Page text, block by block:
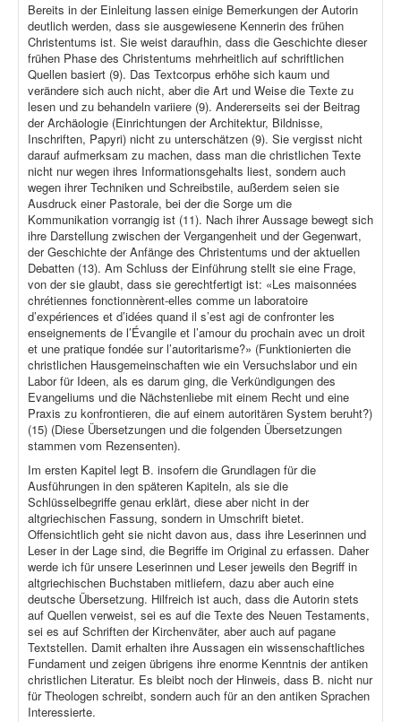
Bereits in der Einleitung lassen einige Bemerkungen der Autorin
deutlich werden, dass sie ausgewiesene Kennerin des frühen
Christentums ist. Sie weist daraufhin, dass die Geschichte dieser
frühen Phase des Christentums mehrheitlich auf schriftlichen
Quellen basiert (9). Das Textcorpus erhöhe sich kaum und
verändere sich auch nicht, aber die Art und Weise die Texte zu
lesen und zu behandeln variiere (9). Andererseits sei der Beitrag
der Archäologie (Einrichtungen der Architektur, Bildnisse,
Inschriften, Papyri) nicht zu unterschätzen (9). Sie vergisst nicht
darauf aufmerksam zu machen, dass man die christlichen Texte
nicht nur wegen ihres Informationsgehalts liest, sondern auch
wegen ihrer Techniken und Schreibstile, außerdem seien sie
Ausdruck einer Pastorale, bei der die Sorge um die
Kommunikation vorrangig ist (11). Nach ihrer Aussage bewegt sich
ihre Darstellung zwischen der Vergangenheit und der Gegenwart,
der Geschichte der Anfänge des Christentums und der aktuellen
Debatten (13). Am Schluss der Einführung stellt sie eine Frage,
von der sie glaubt, dass sie gerechtfertigt ist: «Les maisonnées
chrétiennes fonctionnèrent-elles comme un laboratoire
d’expériences et d’idées quand il s’est agi de confronter les
enseignements de l’Évangile et l’amour du prochain avec un droit
et une pratique fondée sur l’autoritarisme?» (Funktionierten die
christlichen Hausgemeinschaften wie ein Versuchslabor und ein
Labor für Ideen, als es darum ging, die Verkündigungen des
Evangeliums und die Nächstenliebe mit einem Recht und eine
Praxis zu konfrontieren, die auf einem autoritären System beruht?)
(15) (Diese Übersetzungen und die folgenden Übersetzungen
stammen vom Rezensenten).
Im ersten Kapitel legt B. insofern die Grundlagen für die
Ausführungen in den späteren Kapiteln, als sie die
Schlüsselbegriffe genau erklärt, diese aber nicht in der
altgriechischen Fassung, sondern in Umschrift bietet.
Offensichtlich geht sie nicht davon aus, dass ihre Leserinnen und
Leser in der Lage sind, die Begriffe im Original zu erfassen. Daher
werde ich für unsere Leserinnen und Leser jeweils den Begriff in
altgriechischen Buchstaben mitliefern, dazu aber auch eine
deutsche Übersetzung. Hilfreich ist auch, dass die Autorin stets
auf Quellen verweist, sei es auf die Texte des Neuen Testaments,
sei es auf Schriften der Kirchenväter, aber auch auf pagane
Textstellen. Damit erhalten ihre Aussagen ein wissenschaftliches
Fundament und zeigen übrigens ihre enorme Kenntnis der antiken
christlichen Literatur. Es bleibt noch der Hinweis, dass B. nicht nur
für Theologen schreibt, sondern auch für an den antiken Sprachen
Interessierte.